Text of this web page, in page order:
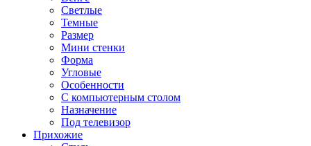
Светлые
Темные
Размер
Мини стенки
Форма
Угловые
Особенности
С компьютерным столом
Назначение
Под телевизор
Прихожие